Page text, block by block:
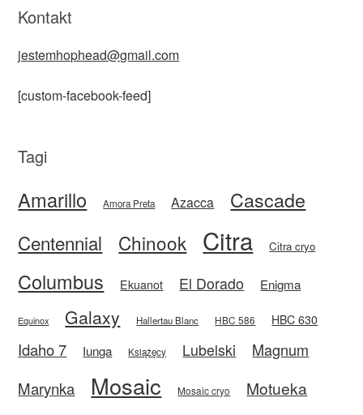
Kontakt
jestemhophead@gmail.com
[custom-facebook-feed]
Tagi
Amarillo Amora Preta Azacca Cascade
Centennial Chinook Citra Citra cryo
Columbus Ekuanot El Dorado Enigma
Equinox Galaxy Hallertau Blanc HBC 586 HBC 630
Idaho 7 Iunga Książęcy Lubelski
Magnum
Marynka
Mosaic Mosaic cryo Motueka